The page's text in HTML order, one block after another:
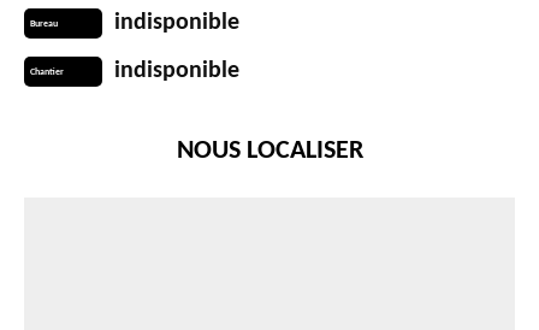
Bureau indisponible
Chantier indisponible
NOUS LOCALISER